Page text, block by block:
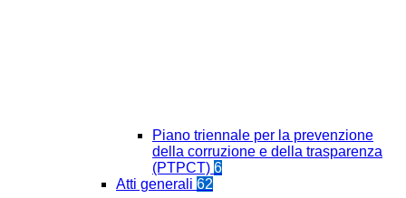
Piano triennale per la prevenzione
della corruzione e della trasparenza
(PTPCT) 6
Atti generali 62